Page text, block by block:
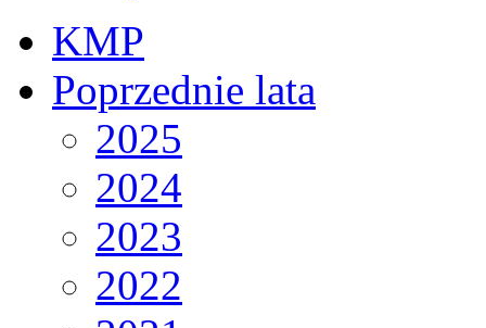
KMP
Poprzednie lata
2025
2024
2023
2022